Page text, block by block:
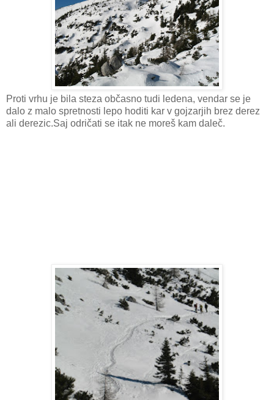
Proti vrhu je bila steza občasno tudi ledena, vendar se je
dalo z malo spretnosti lepo hoditi kar v gojzarjih brez derez
ali derezic.Saj odričati se itak ne moreš kam daleč.